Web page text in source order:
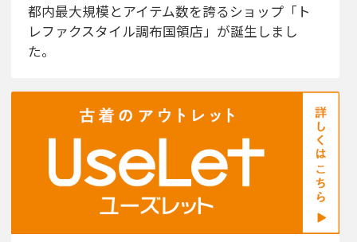
都内最大規模とアイテム数を誇るショップ「ト
レファクスタイル調布国領店」が誕生しまし
た。